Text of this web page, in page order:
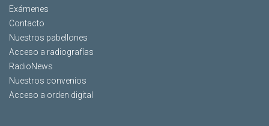
Exámenes
Contacto
Nuestros pabellones
Acceso a radiografías
RadioNews
Nuestros convenios
Acceso a orden digital